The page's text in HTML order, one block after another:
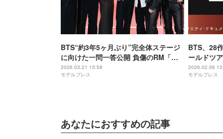
BTS“約3年5ヶ月ぶり”完全体ステージ
に向けた一問一答公開 負傷のRM「可
能な範囲内で最善を」
2026.03.21 15:58
モデルプレス
BTS、28
ールドツ
映像…ラ
2026.02.06
モデルプレス
あなたにおすすめの記事